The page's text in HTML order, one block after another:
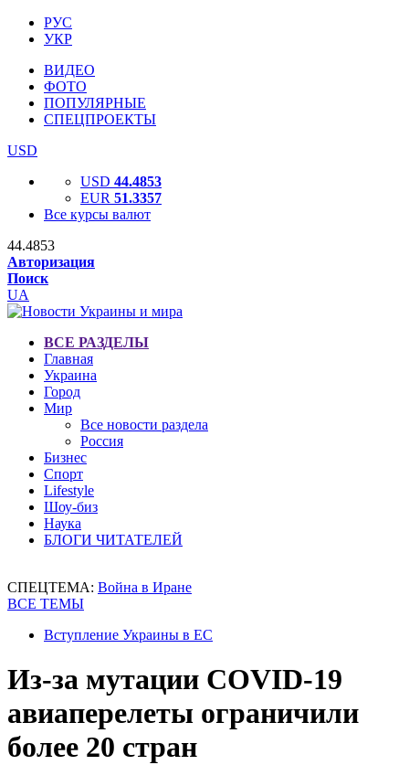
РУС
УКР
ВИДЕО
ФОТО
ПОПУЛЯРНЫЕ
СПЕЦПРОЕКТЫ
USD
USD 44.4853
EUR 51.3357
Все курсы валют
44.4853
Авторизация
Поиск
UA
ВСЕ РАЗДЕЛЫ
Главная
Украина
Город
Мир
Все новости раздела
Россия
Бизнес
Спорт
Lifestyle
Шоу-биз
Наука
БЛОГИ ЧИТАТЕЛЕЙ
СПЕЦТЕМА: Война в Иране
ВСЕ ТЕМЫ
Вступление Украины в ЕС
Из-за мутации COVID-19
авиаперелеты ограничили
более 20 стран